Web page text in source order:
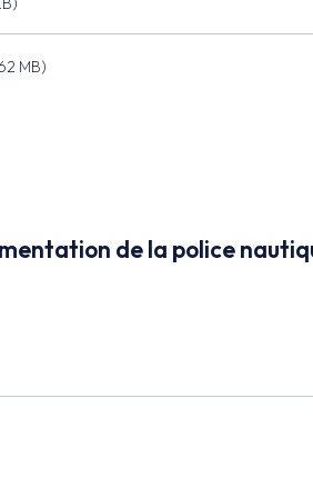
MB)
de la police